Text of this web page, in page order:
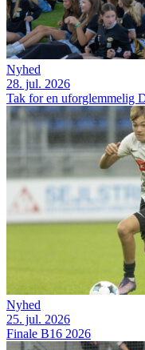
Nyhed
28. jul. 2026
Tak for en uforglemmelig
Nyhed
25. jul. 2026
Finale B16 2026